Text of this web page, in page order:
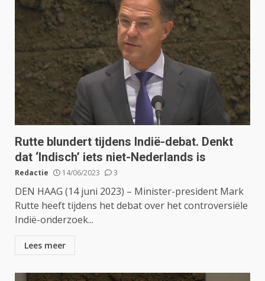
Rutte blundert tijdens Indië-debat. Denkt
dat ‘Indisch’ iets niet-Nederlands is
Redactie 14/06/2023 3
DEN HAAG (14 juni 2023) – Minister-president Mark
Rutte heeft tijdens het debat over het controversiële
Indië-onderzoek...
Lees meer